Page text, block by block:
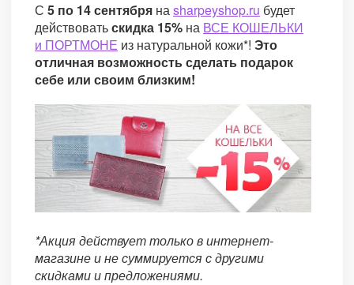
С 5 по 14 сентября наsharpeyshop.ru будет
действоватьскидка 15% на ВСЕ КОШЕЛЬКИ
и ПОРТМОНЕ из натуральной кожи*! Это
отличная возможность сделать подарок
себе или своим близким!
*Акция действует только в интернет-
магазине и не суммируется с другими
скидками и предложениями.